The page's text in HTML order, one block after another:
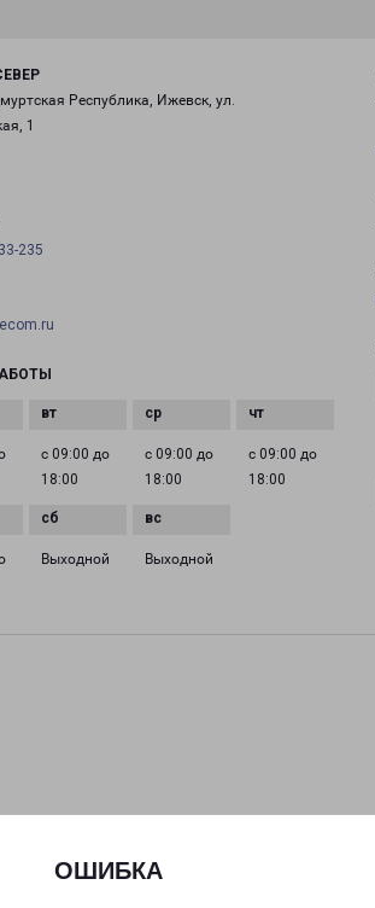
ОШИБКА
Республика, Ижевск, ул.
1
235
с 09:00 до
18:00
с 09:00 до
18:00
с 09:00 до
18:00
Выходной Выходной